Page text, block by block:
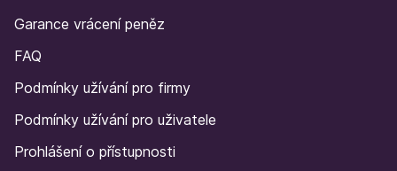
Garance vrácení peněz
FAQ
Podmínky užívání pro firmy
Podmínky užívání pro uživatele
Prohlášení o přístupnosti